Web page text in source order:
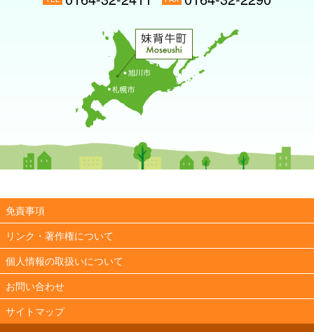
免責事項
リンク・著作権について
個人情報の取扱いについて
お問い合わせ
サイトマップ